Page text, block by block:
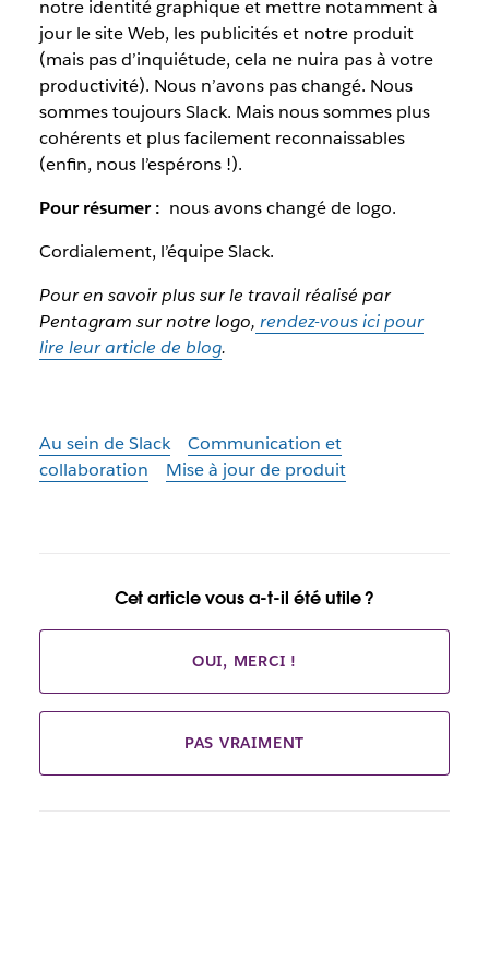
notre identité graphique et mettre notamment à
jour le site Web, les publicités et notre produit
(mais pas d’inquiétude, cela ne nuira pas à votre
productivité). Nous n’avons pas changé. Nous
sommes toujours Slack. Mais nous sommes plus
cohérents et plus facilement reconnaissables
(enfin, nous l’espérons !).
Pour résumer : nous avons changé de logo.
Cordialement, l’équipe Slack.
Pour en savoir plus sur le travail réalisé par
Pentagram sur notre logo, rendez-vous ici pour
lire leur article de blog.
Au sein de Slack
Communication et
collaboration
Mise à jour de produit
Cet article vous a-t-il été utile ?
OUI, MERCI !
PAS VRAIMENT